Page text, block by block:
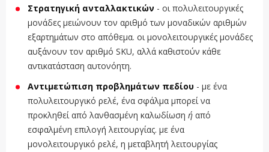
Στρατηγική ανταλλακτικών - οι πολυλειτουργικές
μονάδες μειώνουν τον αριθμό των μοναδικών αριθμών
εξαρτημάτων στο απόθεμα. οι μονολειτουργικές μονάδες
αυξάνουν τον αριθμό SKU, αλλά καθιστούν κάθε
αντικατάσταση αυτονόητη.
Αντιμετώπιση προβλημάτων πεδίου - με ένα
πολυλειτουργικό ρελέ, ένα σφάλμα μπορεί να
προκληθεί από λανθασμένη καλωδίωση ή από
εσφαλμένη επιλογή λειτουργίας. με ένα
μονολειτουργικό ρελέ, η μεταβλητή λειτουργίας